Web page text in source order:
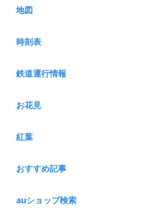
地図
時刻表
鉄道運行情報
お花見
紅葉
おすすめ記事
auショップ検索